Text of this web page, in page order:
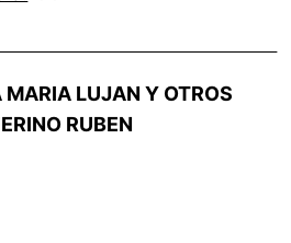
MARIA LUJAN Y OTROS
RUBEN